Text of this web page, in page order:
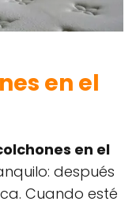
en el
en el
después
Cuando esté